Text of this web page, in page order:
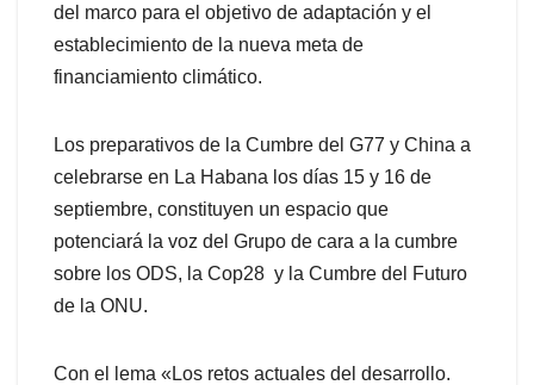
del marco para el objetivo de adaptación y el
establecimiento de la nueva meta de
financiamiento climático.
Los preparativos de la Cumbre del G77 y China a
celebrarse en La Habana los días 15 y 16 de
septiembre, constituyen un espacio que
potenciará la voz del Grupo de cara a la cumbre
sobre los ODS, la Cop28 y la Cumbre del Futuro
de la ONU.
Con el lema «Los retos actuales del desarrollo.